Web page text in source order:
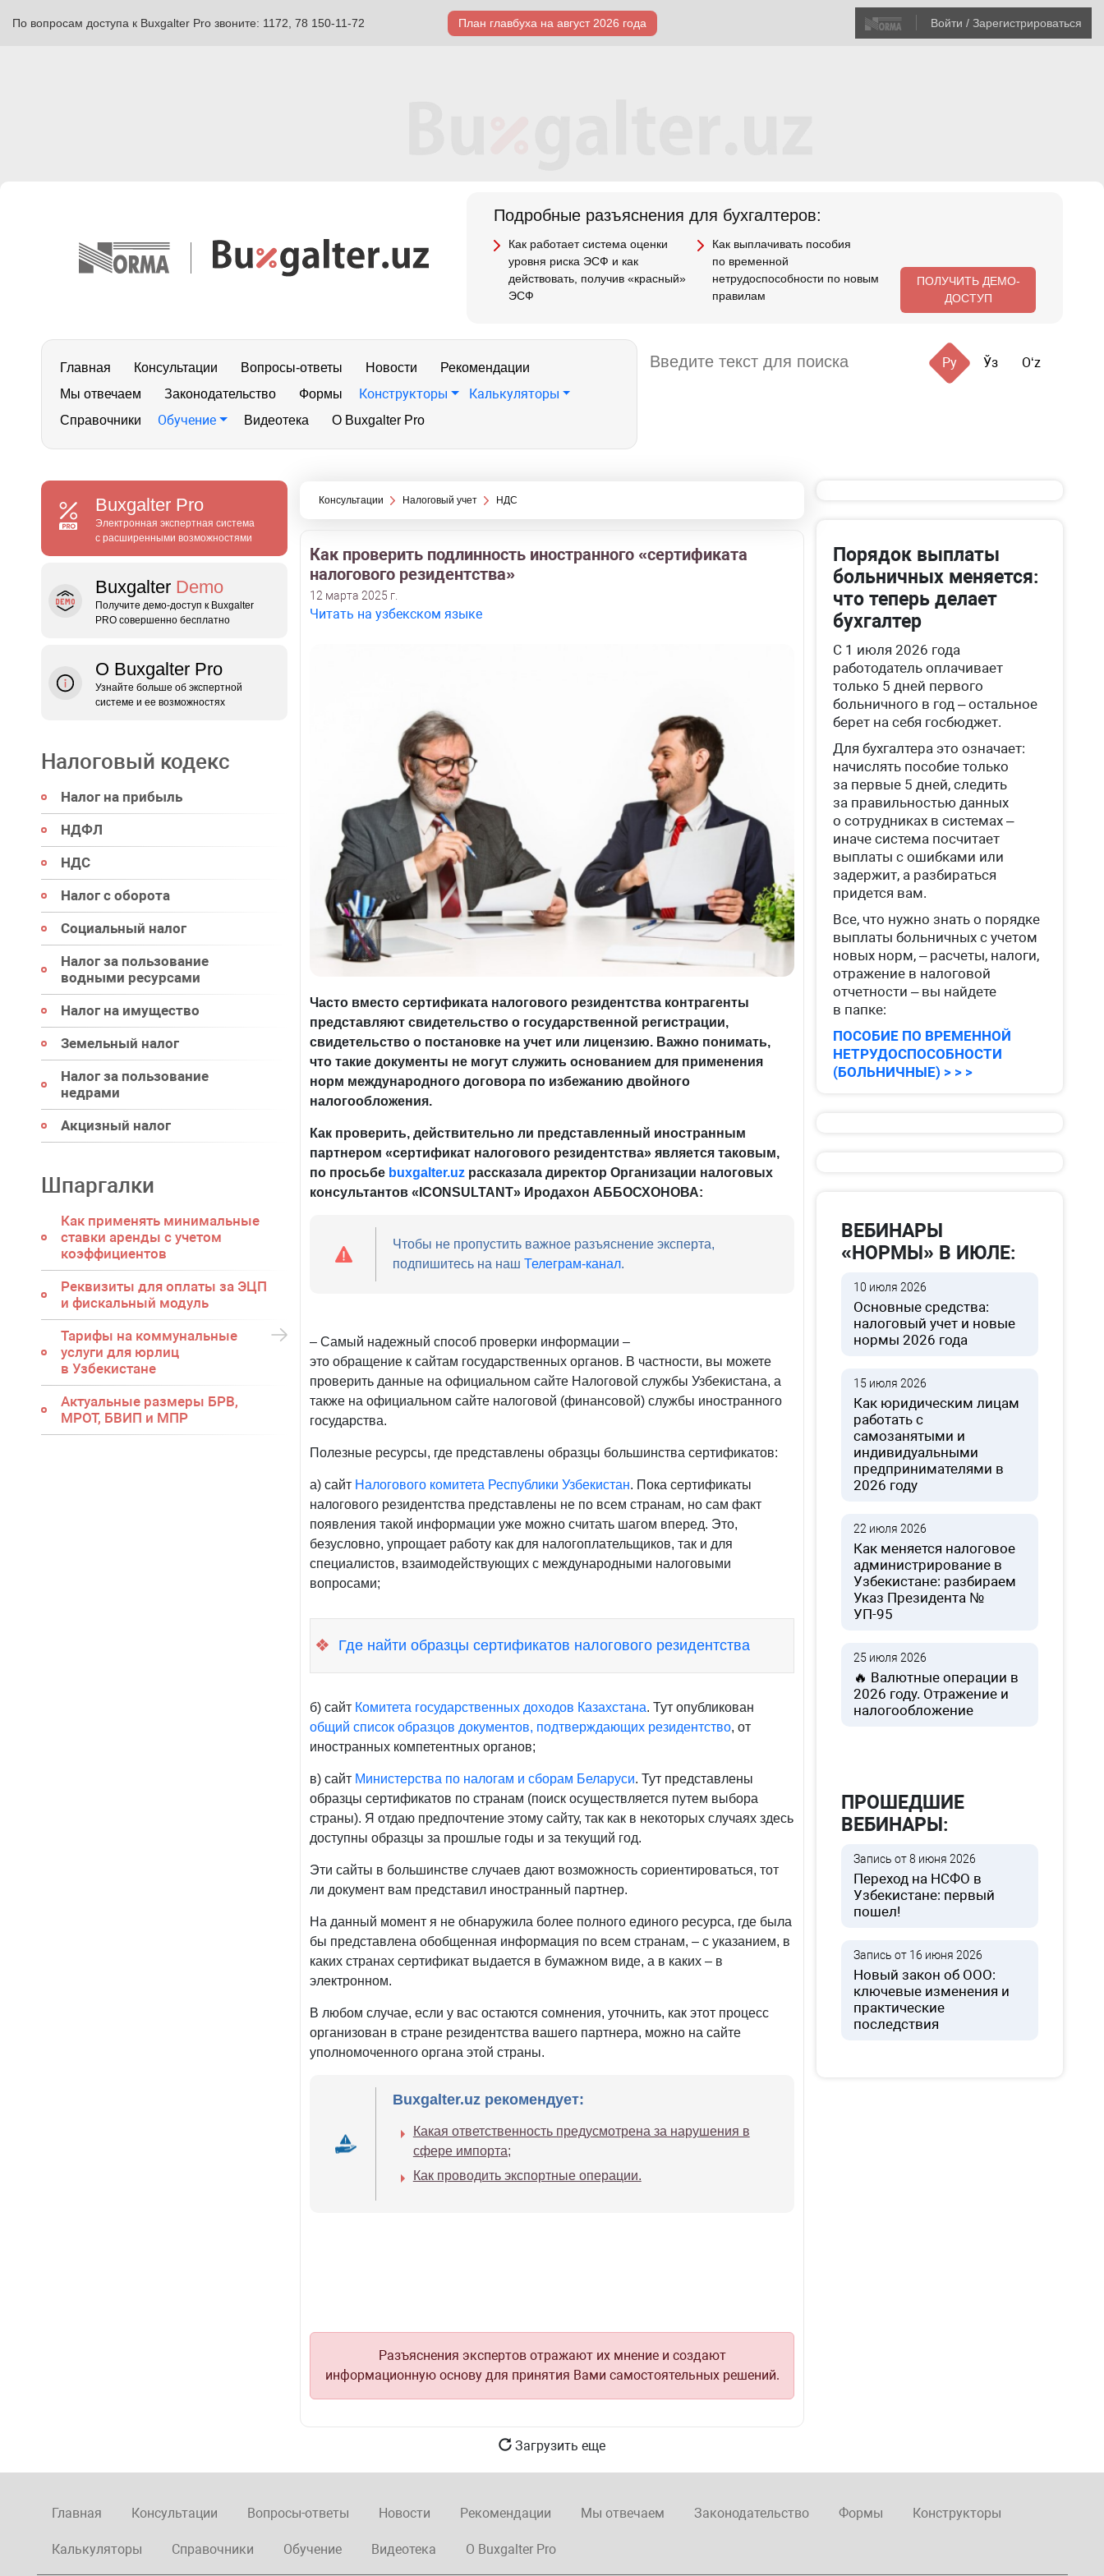
По вопросам доступа к Buxgalter Pro звоните: 1172, 78 150-11-72 План главбуха на август 2026 года Войти / Зарегистрироваться
Подробные разъяснения для бухгалтеров:
Как работает система оценки
уровня риска ЭСФ и как
действовать, получив «красный»
ЭСФ
Как выплачивать пособия
по временной
нетрудоспособности по новым
правилам
ПОЛУЧИТЬ ДЕМО-
ДОСТУП
Главная Консультации Вопросы-ответы Новости
Рекомендации
Мы отвечаем
Законодательство Формы Конструкторы Калькуляторы
Справочники Обучение Видеотека О Buxgalter Pro
Ру Ўз Oʻz
Buxgalter Pro
Электронная экспертная система
с расширенными возможностями
Buxgalter Demo
Получите демо‑доступ к Buxgalter
PRO совершенно бесплатно
О Buxgalter Pro
Узнайте больше об экспертной
системе и ее возможностях
Налоговый кодекс
Налог на прибыль
НДФЛ
НДС
Налог с оборота
Социальный налог
Налог за пользование
водными ресурсами
Налог на имущество
Земельный налог
Налог за пользование
недрами
Акцизный налог
Шпаргалки
Как применять минимальные
ставки аренды с учетом
коэффициентов
Реквизиты для оплаты за ЭЦП
и фискальный модуль
Тарифы на коммунальные
услуги для юрлиц
в Узбекистане
Актуальные размеры БРВ,
МРОТ, БВИП и МПР
Консультации Налоговый учет НДС
Как проверить подлинность иностранного «сертификата
налогового резидентства»
12 марта 2025 г.
Читать на узбекском языке
Часто вместо сертификата налогового резидентства контрагенты
представляют свидетельство о государственной регистрации,
свидетельство о постановке на учет или лицензию. Важно понимать,
что такие документы не могут служить основанием для применения
норм международного договора по избежанию двойного
налогообложения.
Как проверить, действительно ли представленный иностранным
партнером «сертификат налогового резидентства» является таковым,
по просьбе buxgalter.uzрассказала директор Организации налоговых
консультантов «ICONSULTANT» Иродахон АББОСХОНОВА:
Чтобы не пропустить важное разъяснение эксперта,
подпишитесь на наш Телеграм-канал.
– Самый надежный способ проверки информации –
это обращение к сайтам государственных органов. В частности, вы можете
проверить данные на официальном сайте Налоговой службы Узбекистана, а
также на официальном сайте налоговой (финансовой) службы иностранного
государства.
Полезные ресурсы, где представлены образцы большинства сертификатов:
а) сайт Налогового комитета Республики Узбекистан. Пока сертификаты
налогового резидентства представлены не по всем странам, но сам факт
появления такой информации уже можно считать шагом вперед. Это,
безусловно, упрощает работу как для налогоплательщиков, так и для
специалистов, взаимодействующих с международными налоговыми
вопросами;
❖ Где найти образцы сертификатов налогового резидентства
б) сайт Комитета государственных доходов Казахстана. Тут опубликован
общий список образцов документов, подтверждающих резидентство, от
иностранных компетентных органов;
в) сайт Министерства по налогам и сборам Беларуси. Тут представлены
образцы сертификатов по странам (поиск осуществляется путем выбора
страны). Я отдаю предпочтение этому сайту, так как в некоторых случаях здесь
доступны образцы за прошлые годы и за текущий год.
Эти сайты в большинстве случаев дают возможность сориентироваться, тот
ли документ вам представил иностранный партнер.
На данный момент я не обнаружила более полного единого ресурса, где была
бы представлена обобщенная информация по всем странам, – с указанием, в
каких странах сертификат выдается в бумажном виде, а в каких – в
электронном.
В любом случае, если у вас остаются сомнения, уточнить, как этот процесс
организован в стране резидентства вашего партнера, можно на сайте
уполномоченного органа этой страны.
Buxgalter.uz рекомендует:
Какая ответственность предусмотрена за нарушения в
сфере импорта;
Как проводить экспортные операции.
Разъяснения экспертов отражают их мнение и создают
информационную основу для принятия Вами самостоятельных решений.
Загрузить еще
Порядок выплаты
больничных меняется:
что теперь делает
бухгалтер
С 1 июля 2026 года
работодатель оплачивает
только 5 дней первого
больничного в год – остальное
берет на себя госбюджет.
Для бухгалтера это означает:
начислять пособие только
за первые 5 дней, следить
за правильностью данных
о сотрудниках в системах –
иначе система посчитает
выплаты с ошибками или
задержит, а разбираться
придется вам.
Все, что нужно знать о порядке
выплаты больничных с учетом
новых норм, – расчеты, налоги,
отражение в налоговой
отчетности – вы найдете
в папке:
ПОСОБИЕ ПО ВРЕМЕННОЙ
НЕТРУДОСПОСОБНОСТИ
(БОЛЬНИЧНЫЕ) > > >
ВЕБИНАРЫ
«НОРМЫ» В ИЮЛЕ:
10 июля 2026
Основные средства:
налоговый учет и новые
нормы 2026 года
15 июля 2026
Как юридическим лицам
работать с
самозанятыми и
индивидуальными
предпринимателями в
2026 году
22 июля 2026
Как меняется налоговое
администрирование в
Узбекистане: разбираем
Указ Президента №
УП-95
25 июля 2026
🔥 Валютные операции в
2026 году. Отражение и
налогообложение
ПРОШЕДШИЕ
ВЕБИНАРЫ:
Запись от 8 июня 2026
Переход на НСФО в
Узбекистане: первый
пошел!
Запись от 16 июня 2026
Новый закон об ООО:
ключевые изменения и
практические
последствия
Главная Консультации Вопросы-ответы Новости Рекомендации Мы отвечаем Законодательство Формы Конструкторы
Калькуляторы Справочники Обучение Видеотека О Buxgalter Pro